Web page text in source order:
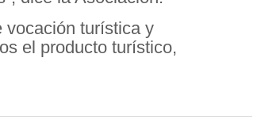
vocación turística y
el producto turístico,